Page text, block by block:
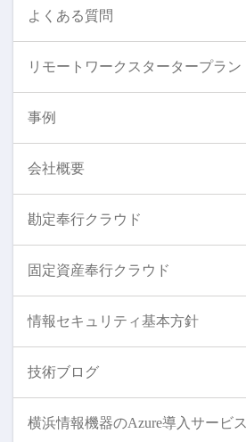
よくある質問
リモートワークスタータープラン
事例
会社概要
勘定奉行クラウド
固定資産奉行クラウド
情報セキュリティ基本方針
技術ブログ
横浜情報機器のAzure導入サービス